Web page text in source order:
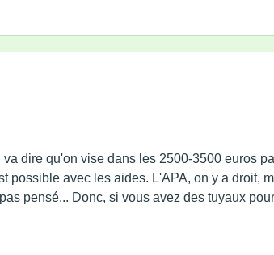
dire qu'on vise dans les 2500-3500 euros
possible avec les aides. L'APA, on y a droit,
pensé... Donc, si vous avez des tuyaux